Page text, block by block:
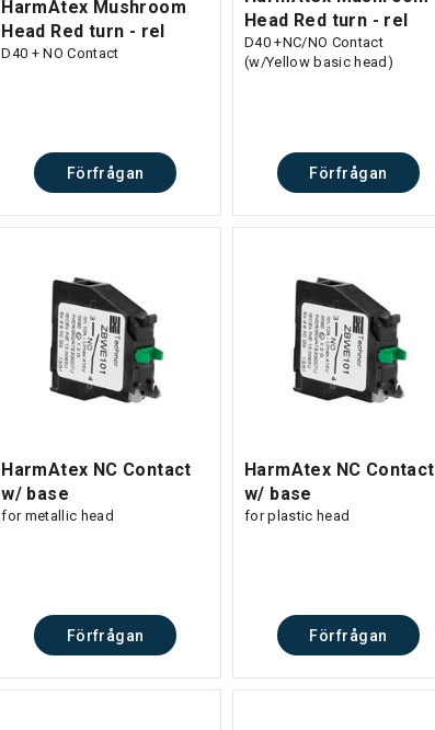
HarmAtex Mushroom
Head Red turn - rel
D40 + NO Contact
Förfrågan
Head Red turn - rel
D40 +NC/NO Contact
(w/Yellow basic head)
Förfrågan
HarmAtex NC Contact
w/ base
for metallic head
Förfrågan
HarmAtex NC Contact
w/ base
for plastic head
Förfrågan